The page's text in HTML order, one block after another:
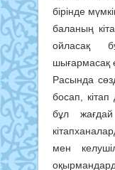
бірінде
баланың
ойласақ
шығармасақ
Расында
босап, кітап
бұл
мен